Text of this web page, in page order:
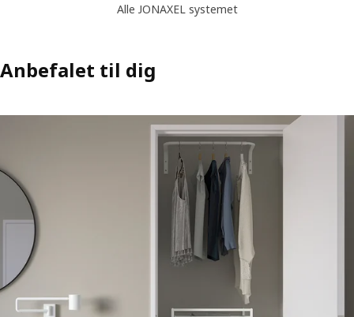
Alle JONAXEL systemet
Anbefalet til dig